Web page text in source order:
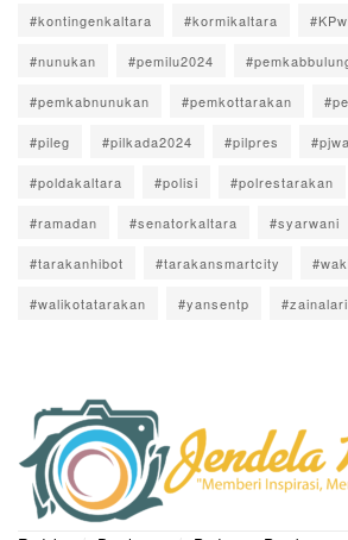
#kontingenkaltara #kormikaltara
#nunukan #pemilu2024
#pemkabnunukan #pemkottarakan
#pileg #pilkada2024 #pilpres
#poldakaltara #polisi #polrestarakan
#ramadan #senatorkaltara #syarwani
#tarakanhibot #tarakansmartcity
#walikotatarakan #yansentp